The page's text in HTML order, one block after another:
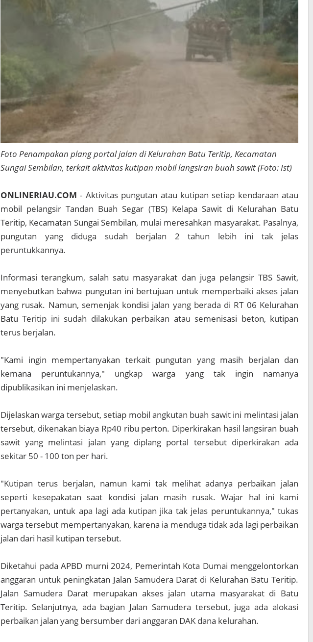
Foto Penampakan plang portal jalan di Kelurahan Batu Teritip, Kecamatan
Sungai Sembilan, terkait aktivitas kutipan mobil langsiran buah sawit (Foto: Ist)
ONLINERIAU.COM - Aktivitas pungutan atau kutipan setiap kendaraan atau
mobil pelangsir Tandan Buah Segar (TBS) Kelapa Sawit di Kelurahan Batu
Teritip, Kecamatan Sungai Sembilan, mulai meresahkan masyarakat. Pasalnya,
pungutan yang diduga sudah berjalan 2 tahun lebih ini tak jelas
peruntukkannya.
Informasi terangkum, salah satu masyarakat dan juga pelangsir TBS Sawit,
menyebutkan bahwa pungutan ini bertujuan untuk memperbaiki akses jalan
yang rusak. Namun, semenjak kondisi jalan yang berada di RT 06 Kelurahan
Batu Teritip ini sudah dilakukan perbaikan atau semenisasi beton, kutipan
terus berjalan.
"Kami ingin mempertanyakan terkait pungutan yang masih berjalan dan
kemana peruntukannya," ungkap warga yang tak ingin namanya
dipublikasikan ini menjelaskan.
Dijelaskan warga tersebut, setiap mobil angkutan buah sawit ini melintasi jalan
tersebut, dikenakan biaya Rp40 ribu perton. Diperkirakan hasil langsiran buah
sawit yang melintasi jalan yang diplang portal tersebut diperkirakan ada
sekitar 50 - 100 ton per hari.
"Kutipan terus berjalan, namun kami tak melihat adanya perbaikan jalan
seperti kesepakatan saat kondisi jalan masih rusak. Wajar hal ini kami
pertanyakan, untuk apa lagi ada kutipan jika tak jelas peruntukannya," tukas
warga tersebut mempertanyakan, karena ia menduga tidak ada lagi perbaikan
jalan dari hasil kutipan tersebut.
Diketahui pada APBD murni 2024, Pemerintah Kota Dumai menggelontorkan
anggaran untuk peningkatan Jalan Samudera Darat di Kelurahan Batu Teritip.
Jalan Samudera Darat merupakan akses jalan utama masyarakat di Batu
Teritip. Selanjutnya, ada bagian Jalan Samudera tersebut, juga ada alokasi
perbaikan jalan yang bersumber dari anggaran DAK dana kelurahan.